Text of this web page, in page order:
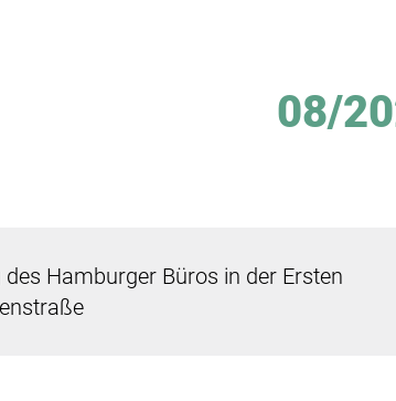
08/
des Hamburger Büros in der Ersten